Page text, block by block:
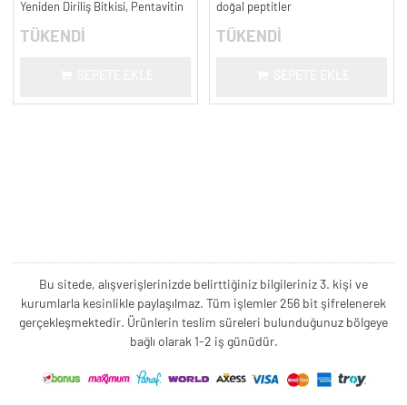
Yeniden Diriliş Bitkisi, Pentavitin
TÜKENDİ
doğal peptitler
TÜKENDİ
Bu sitede, alışverişlerinizde belirttiğiniz bilgileriniz 3. kişi ve
kurumlarla kesinlikle paylaşılmaz. Tüm işlemler 256 bit şifrelenerek
gerçekleşmektedir. Ürünlerin teslim süreleri bulunduğunuz bölgeye
bağlı olarak 1-2 iş günüdür.